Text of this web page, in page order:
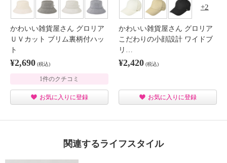
かわいい雑貨屋さん グロリア
ＵＶカット ブリム裏柄付ハッ
ト
¥2,690 (税込)
1件のクチコミ
お気に入りに登録
2
かわいい雑貨屋さん グロリア
こだわりの小顔設計 ワイドブ
リ…
¥2,420 (税込)
お気に入りに登録
関連するライフスタイル